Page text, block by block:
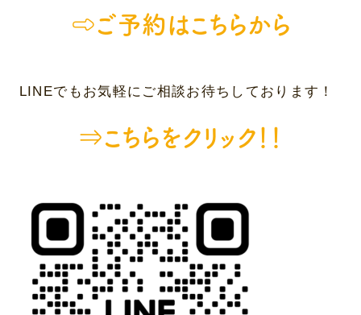
⇨ご予約はこちらから
LINEでもお気軽にご相談お待ちしております！
⇒こちらをクリック ！！